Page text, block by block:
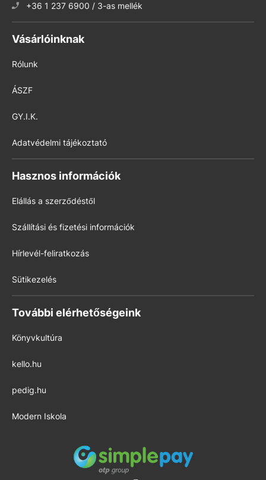
+36 1 237 6900 / 3-as mellék
Vásárlóinknak
Rólunk
ÁSZF
GY.I.K.
Adatvédelmi tájékoztató
Hasznos információk
Elállás a szerződéstől
Szállítási és fizetési információk
Hírlevél-feliratkozás
Sütikezelés
További elérhetőségeink
Könyvkultúra
kello.hu
pedig.hu
Modern Iskola